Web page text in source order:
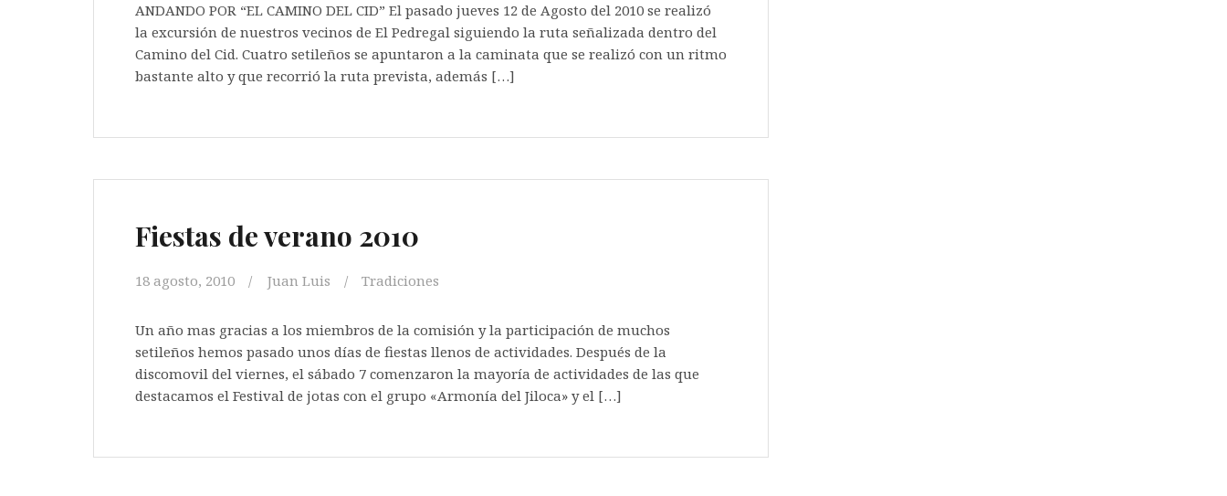
ANDANDO POR “EL CAMINO DEL CID” El pasado jueves 12 de Agosto del 2010 se realizó
la excursión de nuestros vecinos de El Pedregal siguiendo la ruta señalizada dentro del
Camino del Cid. Cuatro setileños se apuntaron a la caminata que se realizó con un ritmo
bastante alto y que recorrió la ruta prevista, además […]
Fiestas de verano 2010
18 agosto, 2010 Juan Luis Tradiciones
Un año mas gracias a los miembros de la comisión y la participación de muchos
setileños hemos pasado unos días de fiestas llenos de actividades. Después de la
discomovil del viernes, el sábado 7 comenzaron la mayoría de actividades de las que
destacamos el Festival de jotas con el grupo «Armonía del Jiloca» y el […]